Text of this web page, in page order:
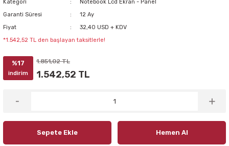
Kategori
Notebook Lcd Ekran - Panel
Garanti Süresi
12 Ay
Fiyat
32,40 USD + KDV
*1.542,52 TL den başlayan taksitlerle!
%17
indirim
1.851,02 TL
1.542,52 TL
Sepete Ekle Hemen Al